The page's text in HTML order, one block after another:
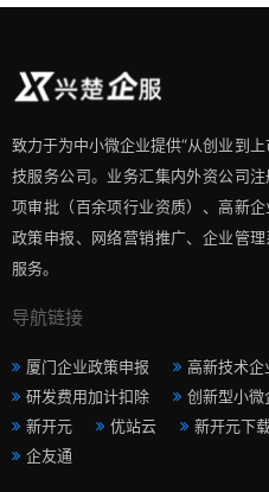
致力于为中小微企业提供“从创业到
技服务公司。业务汇集内外资公司
项审批（百余项行业资质）、高新
政策申报、网络营销推广、企业管
服务。
导航链接
厦门企业政策申报 高新技术企
研发费用加计扣除
创新型小微
新开元
优站云 新开元下
企友通